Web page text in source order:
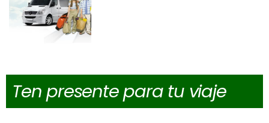
Ten presente para tu viaje